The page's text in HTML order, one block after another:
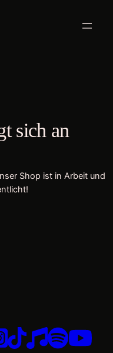
sich an
Shop ist in Arbeit und